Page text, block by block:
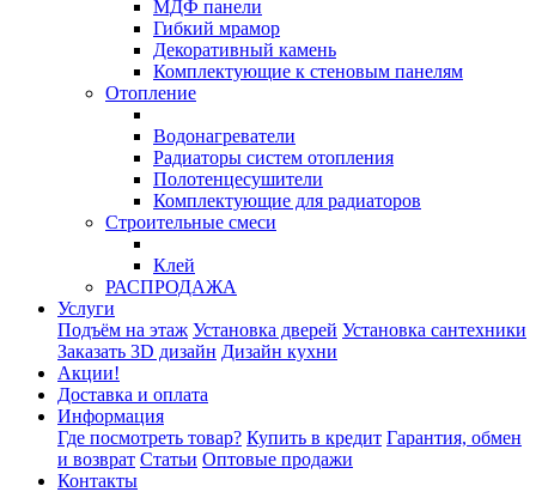
МДФ панели
Гибкий мрамор
Декоративный камень
Комплектующие к стеновым панелям
Отопление
Водонагреватели
Радиаторы систем отопления
Полотенцесушители
Комплектующие для радиаторов
Строительные смеси
Клей
РАСПРОДАЖА
Услуги
Подъём на этаж Установка дверей Установка сантехники
Заказать 3D дизайн Дизайн кухни
Акции!
Доставка и оплата
Информация
Где посмотреть товар? Купить в кредит Гарантия, обмен
и возврат Статьи Оптовые продажи
Контакты